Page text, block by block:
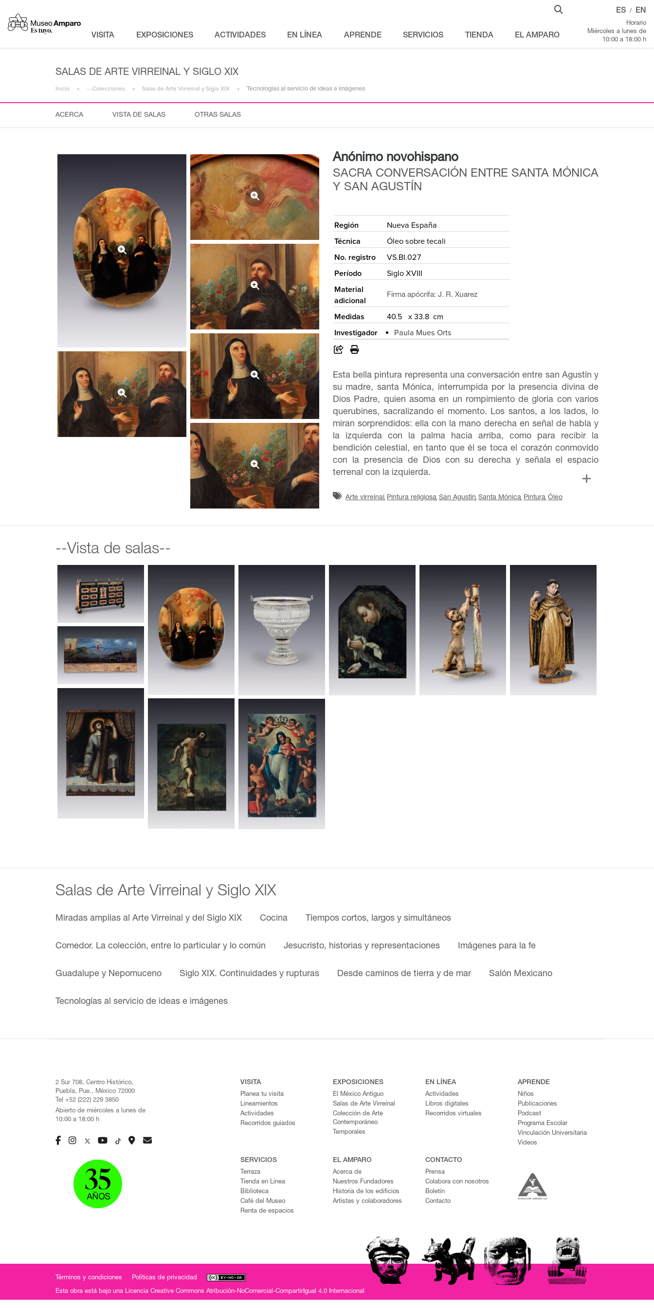
VISITA EXPOSICIONES ACTIVIDADES EN LÍNEA APRENDE SERVICIOS TIENDA EL AMPARO
ES / EN
Horario
Miércoles a lunes de
10:00 a 18:00 h
SALAS DE ARTE VIRREINAL Y SIGLO XIX
Inicio ---Colecciones Salas de Arte Virreinal y Siglo XIX Tecnologías al servicio de ideas e imágenes
ACERCA VISTA DE SALAS OTRAS SALAS
Anónimo novohispano
SACRA CONVERSACIÓN ENTRE SANTA MÓNICA
Y SAN AGUSTÍN
Región
Nueva España
Técnica
Óleo sobre tecali
No. registro
VS.BI.027
Período
Siglo XVIII
Material
adicional
Firma apócrifa: J. R. Xuarez
Medidas
40.5 x 33.8 cm
Investigador
Paula Mues Orts
Esta bella pintura representa una conversación entre san Agustín y
su madre, santa Mónica, interrumpida por la presencia divina de
Dios Padre, quien asoma en un rompimiento de gloria con varios
querubines, sacralizando el momento. Los santos, a los lados, lo
miran sorprendidos: ella con la mano derecha en señal de habla y
la izquierda con la palma hacia arriba, como para recibir la
bendición celestial, en tanto que él se toca el corazón conmovido
con la presencia de Dios con su derecha y señala el espacio
terrenal con la izquierda.
Arte virreinal Pintura religiosa San Agustín Santa Mónica Pintura Óleo
--Vista de salas--
Salas de Arte Virreinal y Siglo XIX
Miradas amplias al Arte Virreinal y del Siglo XIX Cocina Tiempos cortos, largos y simultáneos
Comedor. La colección, entre lo particular y lo común Jesucristo, historias y representaciones Imágenes para la fe
Guadalupe y Nepomuceno Siglo XIX. Continuidades y rupturas Desde caminos de tierra y de mar Salón Mexicano
Tecnologías al servicio de ideas e imágenes
2 Sur 708, Centro Histórico,
Puebla, Pue., México 72000
Tel +52 (222) 229 3850
Abierto de miércoles a lunes de
10:00 a 18:00 h
VISITA
Planea tu visita
Lineamientos
Actividades
Recorridos guiados
EXPOSICIONES
El México Antiguo
Salas de Arte Virreinal
Colección de Arte
Contemporáneo
Temporales
EN LÍNEA
Actividades
Libros digitales
Recorridos virtuales
APRENDE
Niños
Publicaciones
Podcast
Programa Escolar
Vinculación Universitaria
Videos
SERVICIOS
Terraza
Tienda en Línea
Biblioteca
Café del Museo
Renta de espacios
EL AMPARO
Acerca de
Nuestros Fundadores
Historia de los edificios
Artistas y colaboradores
CONTACTO
Prensa
Colabora con nosotros
Boletín
Contacto
Términos y condiciones Políticas de privacidad
Esta obra está bajo una Licencia Creative Commons Atribución-NoComercial-CompartirIgual 4.0 Internacional